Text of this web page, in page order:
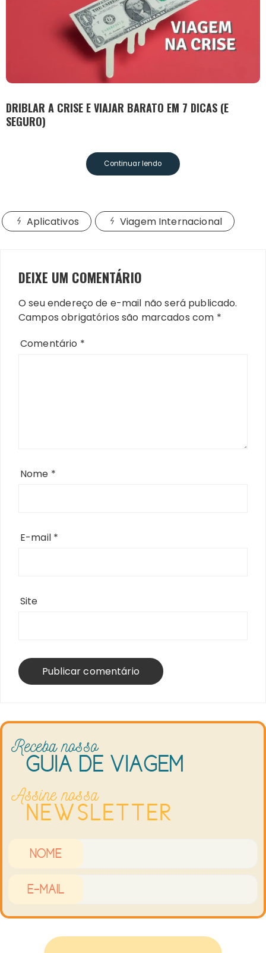
DRIBLAR A CRISE E VIAJAR BARATO EM 7 DICAS (E
SEGURO)
Continuar lendo
Aplicativos Viagem Internacional
DEIXE UM COMENTÁRIO
O seu endereço de e-mail não será publicado.
Campos obrigatórios são marcados com *
Comentário *
Nome *
E-mail *
Site
Receba nosso
GUIA DE VIAGEM
Assine nossa
NEWSLETTER
Nome
E-mail*